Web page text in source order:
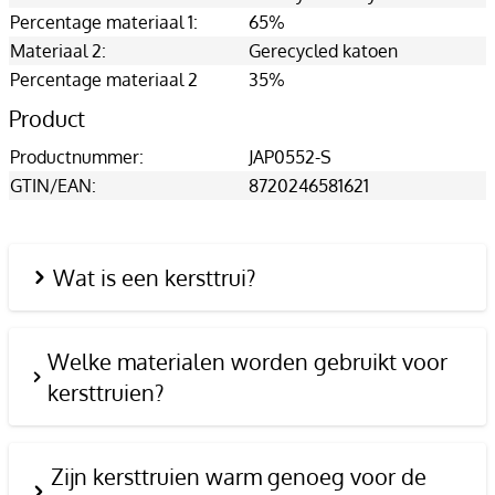
Percentage materiaal 1:
65%
Materiaal 2:
Gerecycled katoen
Percentage materiaal 2
35%
Product
Productnummer:
JAP0552-S
GTIN/EAN:
8720246581621
Wat is een kersttrui?
Welke materialen worden gebruikt voor
kersttruien?
Zijn kersttruien warm genoeg voor de